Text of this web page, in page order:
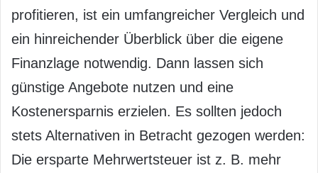
profitieren, ist ein umfangreicher Vergleich und
ein hinreichender Überblick über die eigene
Finanzlage notwendig. Dann lassen sich
günstige Angebote nutzen und eine
Kostenersparnis erzielen. Es sollten jedoch
stets Alternativen in Betracht gezogen werden:
Die ersparte Mehrwertsteuer ist z. B. mehr